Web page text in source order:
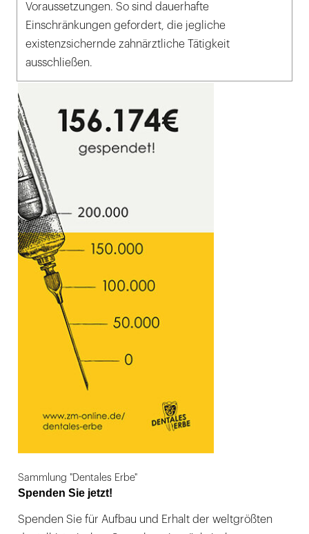
Voraussetzungen. So sind dauerhafte
Einschränkungen gefordert, die jegliche
existenzsichernde zahnärztliche Tätigkeit
ausschließen.
Sammlung "Dentales Erbe"
Spenden Sie jetzt!
Spenden Sie für Aufbau und Erhalt der weltgrößten